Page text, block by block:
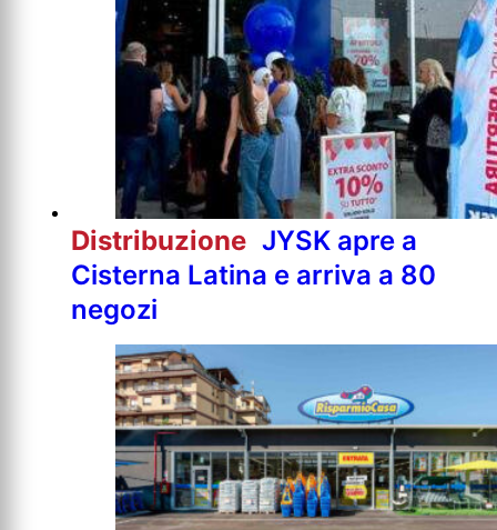
Distribuzione JYSK apre a
Cisterna Latina e arriva a 80
negozi